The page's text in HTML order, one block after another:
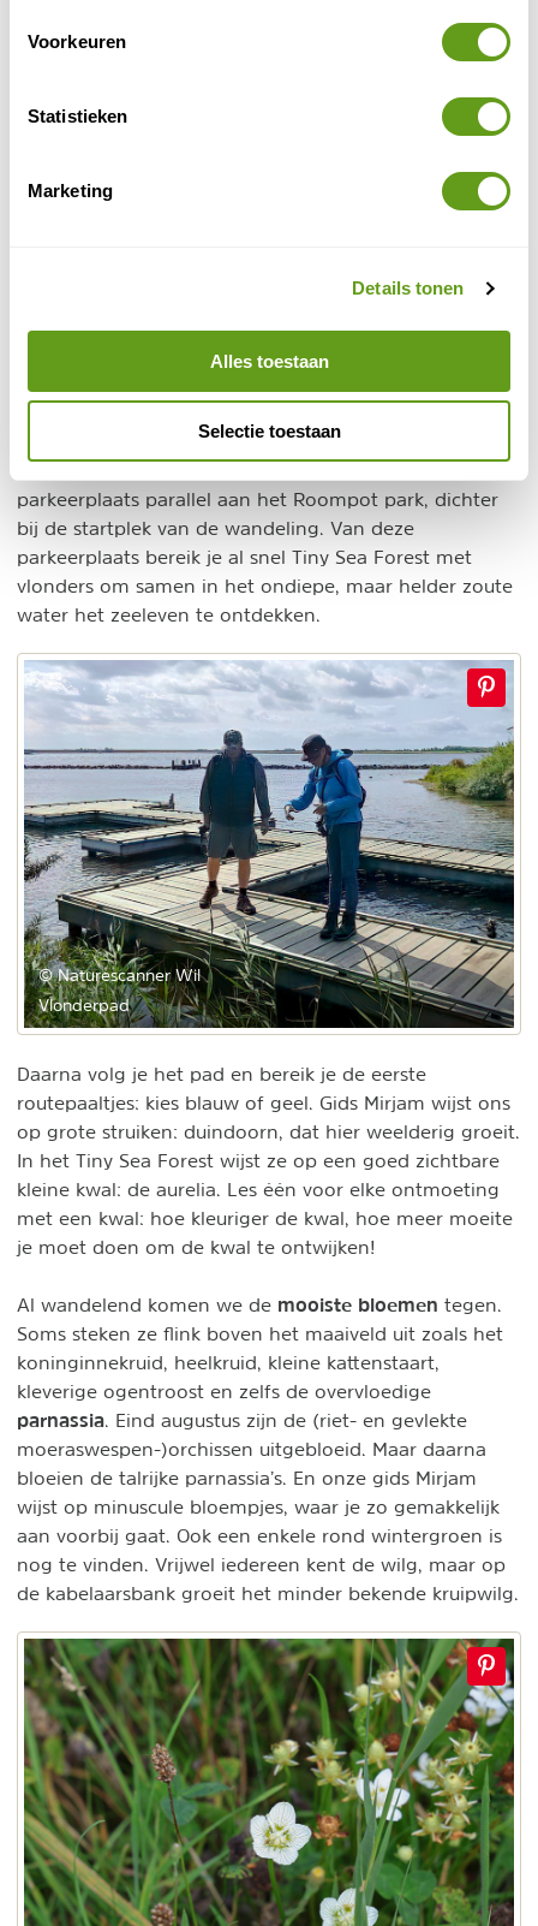
Voorkeuren
Statistieken
Marketing
Details tonen
Alles toestaan
Selectie toestaan
De inrichting van Kabbelaarsbank start in 1974. Het
betreft dus een relatief nieuw natuurgebied van slechts
een halve eeuw jong. In het gebied zijn
route met blauwe bordjes. Op de oostelijke rand van
de Kabbelaarsbank zijn twee vogelkijkschermen
zandbanken. Voor de meeste fotografen geldt helaas:
afstand te groot.
Het verzamelpunt voor de wandeling met gids is
kinderen en wellicht ook voor de oudere deelnemers, is
parkeerplaats parallel aan het Roompot park, dichter
bij de startplek van de wandeling. Van deze
parkeerplaats bereik je al snel Tiny Sea Forest met
vlonders om samen in het ondiepe, maar helder zoute
water het zeeleven te ontdekken.
© Naturescanner Wil
Vlonderpad
Daarna volg je het pad en bereik je de eerste
routepaaltjes: kies blauw of geel. Gids Mirjam wijst ons
op grote struiken: duindoorn, dat hier weelderig groeit.
In het Tiny Sea Forest wijst ze op een goed zichtbare
kleine kwal: de aurelia. Les één voor elke ontmoeting
met een kwal: hoe kleuriger de kwal, hoe meer moeite
je moet doen om de kwal te ontwijken!
Al wandelend komen we de mooiste bloemen tegen.
Soms steken ze flink boven het maaiveld uit zoals het
koninginnekruid, heelkruid, kleine kattenstaart,
kleverige ogentroost en zelfs de overvloedige
parnassia. Eind augustus zijn de (riet- en gevlekte
moeraswespen-)orchissen uitgebloeid. Maar daarna
bloeien de talrijke parnassia’s. En onze gids Mirjam
wijst op minuscule bloempjes, waar je zo gemakkelijk
aan voorbij gaat. Ook een enkele rond wintergroen is
nog te vinden. Vrijwel iedereen kent de wilg, maar op
de kabelaarsbank groeit het minder bekende kruipwilg.